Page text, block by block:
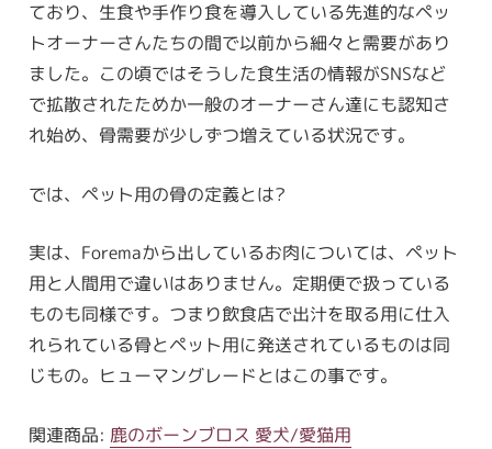
ており、生食や手作り食を導入している先進的なペッ
トオーナーさんたちの間で以前から細々と需要があり
ました。この頃ではそうした食生活の情報がSNSなど
で拡散されたためか一般のオーナーさん達にも認知さ
れ始め、骨需要が少しずつ増えている状況です。
では、ペット用の骨の定義とは?
実は、Foremaから出しているお肉については、ペット
用と人間用で違いはありません。定期便で扱っている
ものも同様です。つまり飲食店で出汁を取る用に仕入
れられている骨とペット用に発送されているものは同
じもの。ヒューマングレードとはこの事です。
関連商品: 鹿のボーンブロス 愛犬/愛猫用